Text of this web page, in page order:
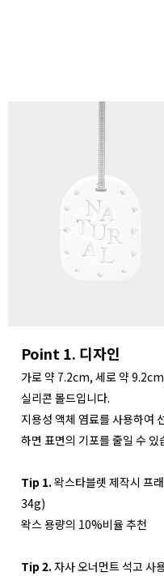
Point 1. 디자인
가로 약 7.2cm, 세로 약
실리콘 몰드입니다.
지용성 액체 염료를 사용하여
하면 표면의 기포를 줄일 수 있
Tip 1. 왁스타블렛 제작시 프
34g)
왁스 용량의 10%비율 추천
Tip 2. 자사 오너먼트 석고 사